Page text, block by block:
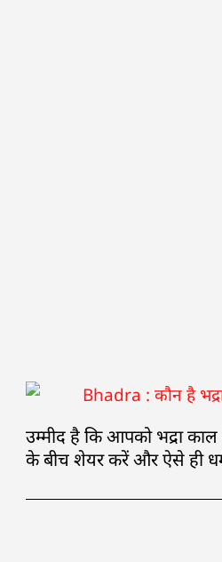
उम्मीद है कि आपको भद्रा
के बीच शेयर करें और ऐसे ही